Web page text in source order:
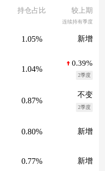
持仓占比 较上期
连续持有季度
1.05% 新增
1.04%
0.39%
2季度
0.87%
不变
2季度
0.80% 新增
0.77% 新增